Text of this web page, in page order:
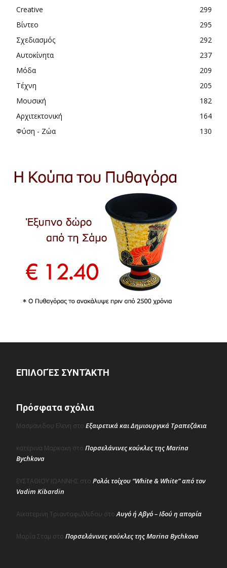
Creative
299
Βίντεο
295
Σχεδιασμός
292
Αυτοκίνητα
237
Μόδα
209
Τέχνη
205
Μουσική
182
Αρχιτεκτονική
164
Φύση - Ζώα
130
ΕΠΙΛΟΓΈΣ ΣΥΝΤΆΚΤΗ
Πρόσφατα σχόλια
Μασμανιδου Ελενη στο Εξαιρετικά και Δημιουργικά Τραπεζάκια
κατερινα Μαρκακη στο Πορσελάνινες κούκλες της Marina
Bychkova
ΕΥΣΤΑΘΙΟΥ ΙΩΑΝΝΗΣ στο Ρολόι τοίχου “White & White” από τον
Vadim Kibardin
Αικατερινη Τριανταφυλλιδου στοΑυγό ή Αβγό – Ιδού η απορία
Μαρία Σταμ στο Πορσελάνινες κούκλες της Marina Bychkova